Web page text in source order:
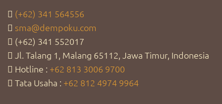
(+62) 341 564556
sma@dempoku.com
(+62) 341 552017
Jl. Talang 1, Malang 65112, Jawa Timur, Indonesia
Hotline : +62 813 3006 9700
Tata Usaha : +62 812 4974 9964